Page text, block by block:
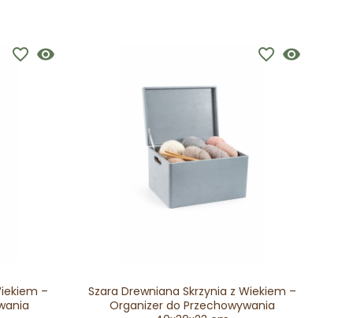
visibility
favorite_border
–
visibility
favorite_border
Szara Drewniana Skrzynia z Wiekiem –
Organizer do Przechowywania